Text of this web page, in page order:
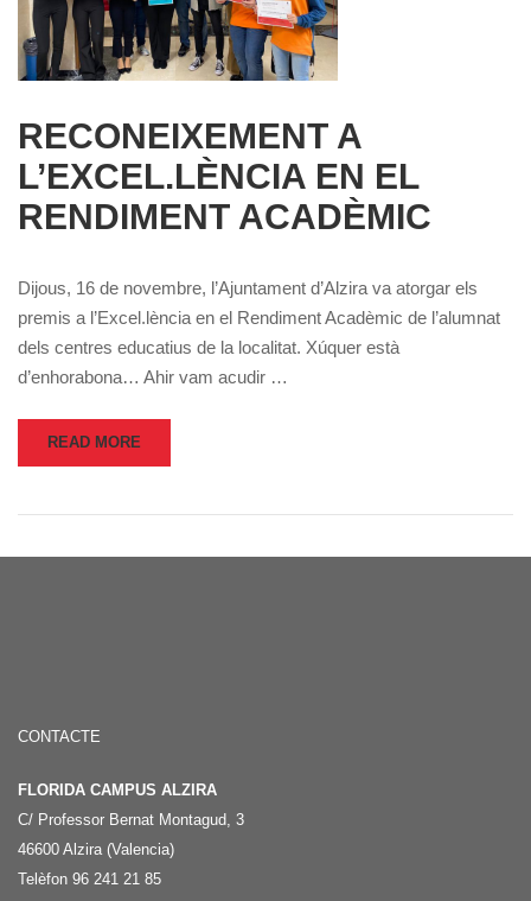
RECONEIXEMENT A
L’EXCEL.LÈNCIA EN EL
RENDIMENT ACADÈMIC
Dijous, 16 de novembre, l’Ajuntament d’Alzira va atorgar els
premis a l’Excel.lència en el Rendiment Acadèmic de l’alumnat
dels centres educatius de la localitat. Xúquer està
d’enhorabona… Ahir vam acudir …
READ MORE
CONTACTE
FLORIDA CAMPUS ALZIRA
C/ Professor Bernat Montagud, 3
46600 Alzira (Valencia)
Telèfon 96 241 21 85